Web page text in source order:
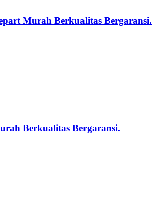
Murah Berkualitas Bergaransi.
Berkualitas Bergaransi.